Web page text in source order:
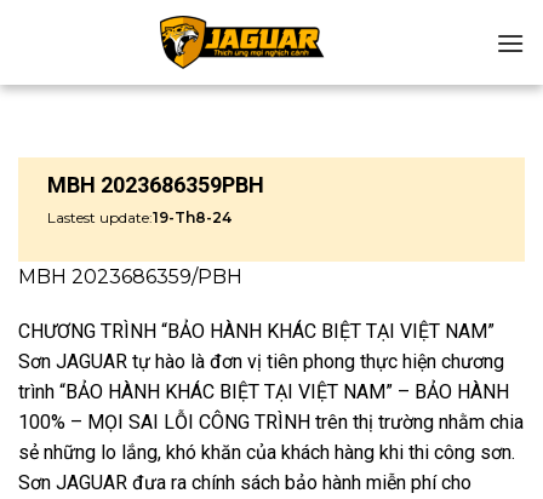
MBH 2023686359PBH
Lastest update:19-Th8-24
MBH 2023686359/PBH
CHƯƠNG TRÌNH “BẢO HÀNH KHÁC BIỆT TẠI VIỆT NAM”
Sơn JAGUAR tự hào là đơn vị tiên phong thực hiện chương
trình “BẢO HÀNH KHÁC BIỆT TẠI VIỆT NAM” – BẢO HÀNH
100% – MỌI SAI LỖI CÔNG TRÌNH trên thị trường nhằm chia
sẻ những lo lắng, khó khăn của khách hàng khi thi công sơn.
Sơn JAGUAR đưa ra chính sách bảo hành miễn phí cho